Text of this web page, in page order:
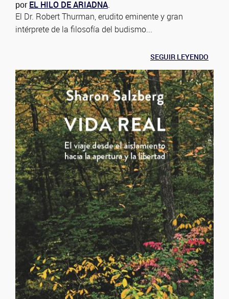
porEL HILO DE ARIADNA.
El Dr. Robert Thurman, erudito eminente y gran
intérprete de la filosofía del budismo...
SEGUIR LEYENDO